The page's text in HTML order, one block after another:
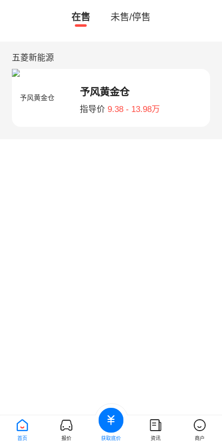
在售 未售/停售
五菱新能源
予风黄金仓
指导价 9.38 - 13.98万
首页 报价 获取底价 资讯 商户